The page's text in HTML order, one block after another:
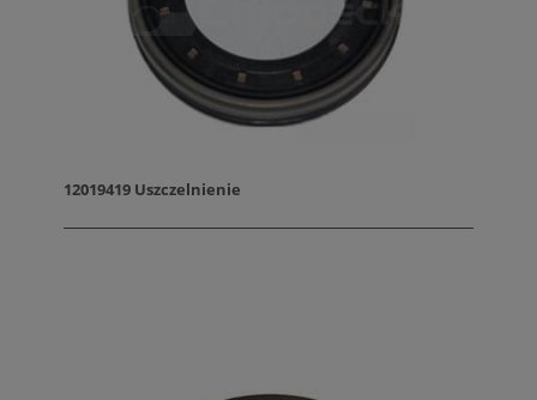
12019419 Uszczelnienie